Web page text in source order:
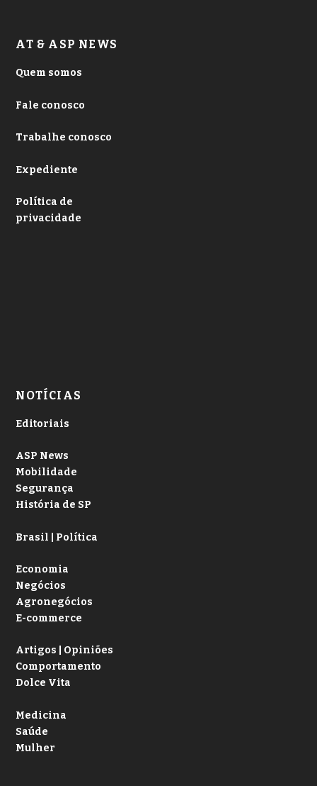
AT & ASP NEWS
Quem somos
Fale conosco
Trabalhe conosco
Expediente
Política de
privacidade
NOTÍCIAS
Editoriais
ASP News
Mobilidade
Segurança
História de SP
Brasil | Política
Economia
Negócios
Agronegócios
E-commerce
Artigos | Opiniões
Comportamento
Dolce Vita
Medicina
Saúde
Mulher